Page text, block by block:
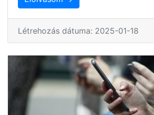
Létrehozás dátuma: 2025-01-18